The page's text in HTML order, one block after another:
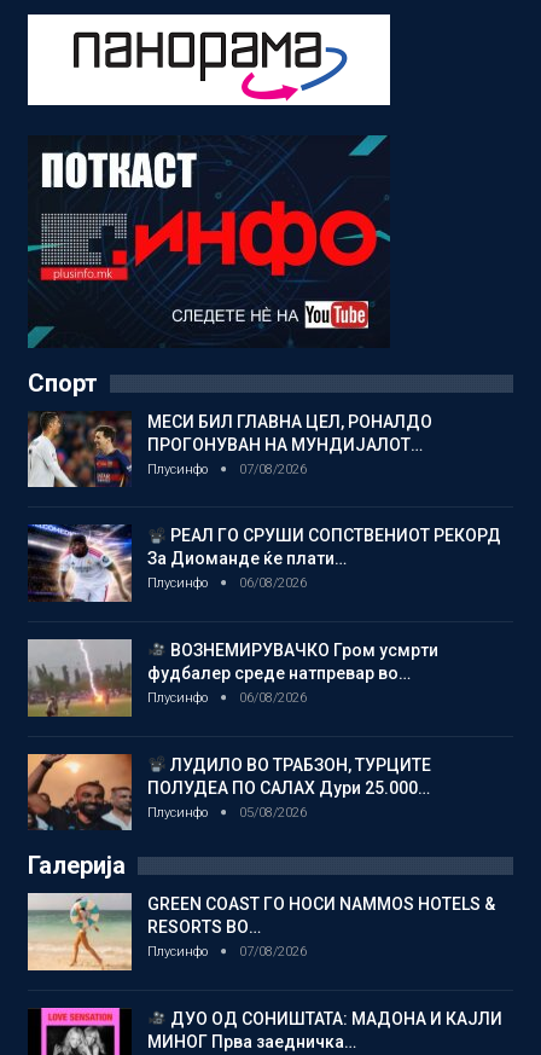
Спорт
МЕСИ БИЛ ГЛАВНА ЦЕЛ, РОНАЛДО
ПРОГОНУВАН НА МУНДИЈАЛОТ…
Плусинфо 07/08/2026
РЕАЛ ГО СРУШИ СОПСТВЕНИОТ РЕКОРД
За Диоманде ќе плати…
Плусинфо 06/08/2026
ВОЗНЕМИРУВАЧКО Гром усмрти
фудбалер среде натпревар во…
Плусинфо 06/08/2026
ЛУДИЛО ВО ТРАБЗОН, ТУРЦИТЕ
ПОЛУДЕА ПО САЛАХ Дури 25.000…
Плусинфо 05/08/2026
Галерија
GREEN COAST ГО НОСИ NAMMOS HOTELS &
RESORTS ВО…
Плусинфо 07/08/2026
ДУО ОД СОНИШТАТА: МАДОНА И КАЈЛИ
МИНОГ Прва заедничка…